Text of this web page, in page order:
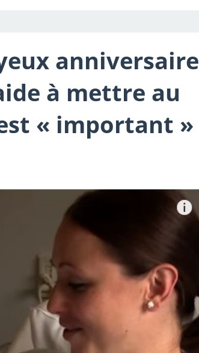
anniversaire
à mettre au
« important »